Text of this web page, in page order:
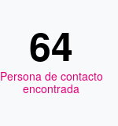
64
Persona de contacto
encontrada